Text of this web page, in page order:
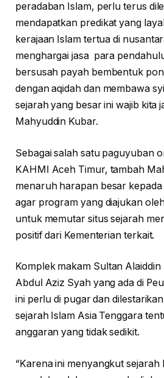
peradaban Islam, perlu terus
mendapatkan predikat yang
kerajaan Islam tertua di
menghargai jasa para
bersusah payah bembentuk
dengan aqidah dan membawa
sejarah yang besar ini wajib kita
Mahyuddin Kubar.
Sebagai salah satu paguyuban
KAHMI Aceh Timur, tambah
menaruh harapan besar
agar program yang diajukan
untuk memutar situs sejarah
positif dari Kementerian terkait.
Komplek makam Sultan
Abdul Aziz Syah yang ada di
ini perlu di pugar dan
sejarah Islam Asia Tenggara
anggaran yang tidak sedikit.
“Karena ini menyangkut sejarah